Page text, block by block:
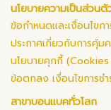
นโยบายความเป็นส่วนตั
ข้อกำหนดและเงื่อนไขก
ประกาศเกี่ยวกับการคุ้
นโยบายคุกกี้
ข้อตกลง เงื่อนไขการช
สาขาบอนแบคทั่วโลก